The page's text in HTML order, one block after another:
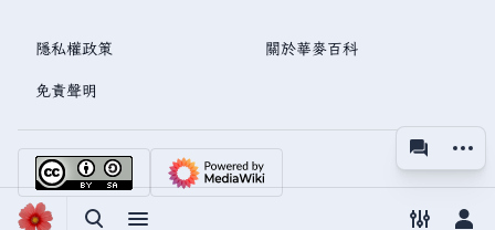
視圖
更多
隱私權政策 關於華麥百科
免責聲明